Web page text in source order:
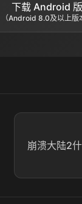
下载 Android 版
（Android 8.0及以上版
崩溃大陆2